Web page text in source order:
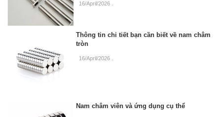
16/April/2026
Thông tin chi tiết bạn cần biết về nam châm
tròn
16/April/2026
Nam châm viên và ứng dụng cụ thể